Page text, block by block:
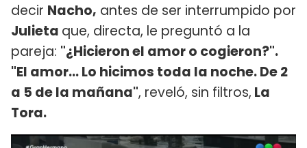
decir Nacho, antes de ser interrumpido por
Julieta que, directa, le preguntó a la
pareja: "¿Hicieron el amor o cogieron?".
"El amor... Lo hicimos toda la noche. De 2
a 5 de la mañana", reveló, sin filtros, La
Tora.